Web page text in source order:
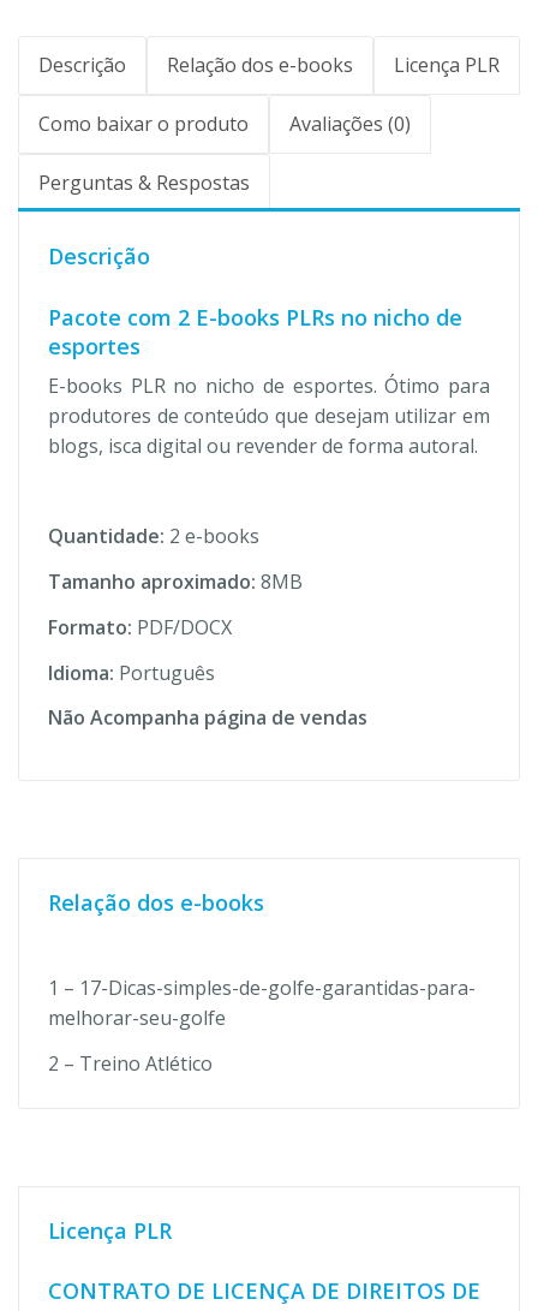
Descrição Relação dos e-books Licença PLR
Como baixar o produto Avaliações (0)
Perguntas & Respostas
Descrição
Pacote com 2 E-books PLRs no nicho de
esportes
E-books PLR no nicho de esportes. Ótimo para
produtores de conteúdo que desejam utilizar em
blogs, isca digital ou revender de forma autoral.
Quantidade: 2 e-books
Tamanho aproximado: 8MB
Formato: PDF/DOCX
Idioma: Português
Não Acompanha página de vendas
Relação dos e-books
1 – 17-Dicas-simples-de-golfe-garantidas-para-
melhorar-seu-golfe
2 – Treino Atlético
Licença PLR
CONTRATO DE LICENÇA DE DIREITOS DE